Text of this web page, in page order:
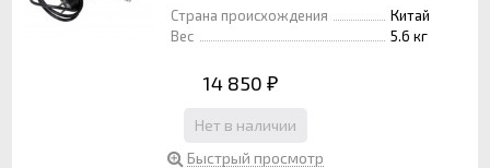
Страна происхождения
Китай
Вес
5.6 кг
14 850 ₽
Нет в наличии
Быстрый просмотр